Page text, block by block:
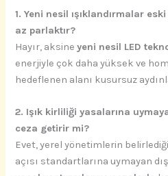
1. Yeni nesil ışıklandırmalar
az parlaktır?
Hayır, aksineyeni nesil LED
enerjiyle çok daha yüksek ve
hedeflenen alanı kusursuz
2. Işık kirliliği yasalarına
ceza getirir mi?
Evet, yerel yönetimlerin
açısı standartlarına uymayan